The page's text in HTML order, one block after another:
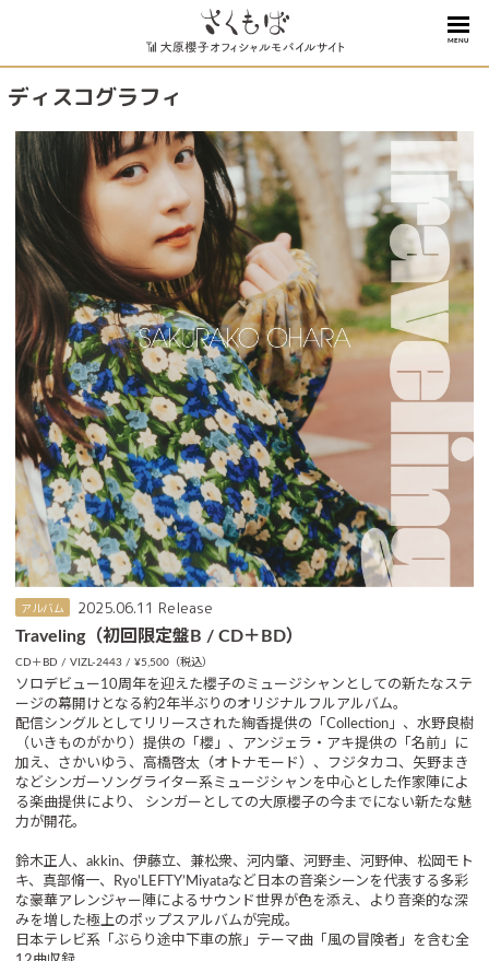
MENU
ディスコグラフィ
アルバム 2025.06.11 Release
Traveling（初回限定盤B / CD＋BD）
CD＋BD VIZL-2443 ¥5,500（税込）
ソロデビュー10周年を迎えた櫻子のミュージシャンとしての新たなステ
ージの幕開けとなる約2年半ぶりのオリジナルフルアルバム。
配信シングルとしてリリースされた絢香提供の「Collection」、水野良樹
（いきものがかり）提供の「櫻」、アンジェラ・アキ提供の「名前」に
加え、さかいゆう、高橋啓太（オトナモード）、フジタカコ、矢野まき
などシンガーソングライター系ミュージシャンを中心とした作家陣によ
る楽曲提供により、 シンガーとしての大原櫻子の今までにない新たな魅
力が開花。
鈴木正人、akkin、伊藤立、兼松衆、河内肇、河野圭、河野伸、松岡モト
キ、真部脩一、Ryo’LEFTY’Miyataなど日本の音楽シーンを代表する多彩
な豪華アレンジャー陣によるサウンド世界が色を添え、より音楽的な深
みを増した極上のポップスアルバムが完成。
日本テレビ系「ぶらり途中下車の旅」テーマ曲「風の冒険者」を含む全